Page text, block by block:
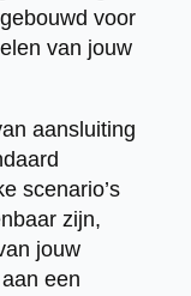
voor
van jouw
aansluiting
scenario’s
zijn,
jouw
een